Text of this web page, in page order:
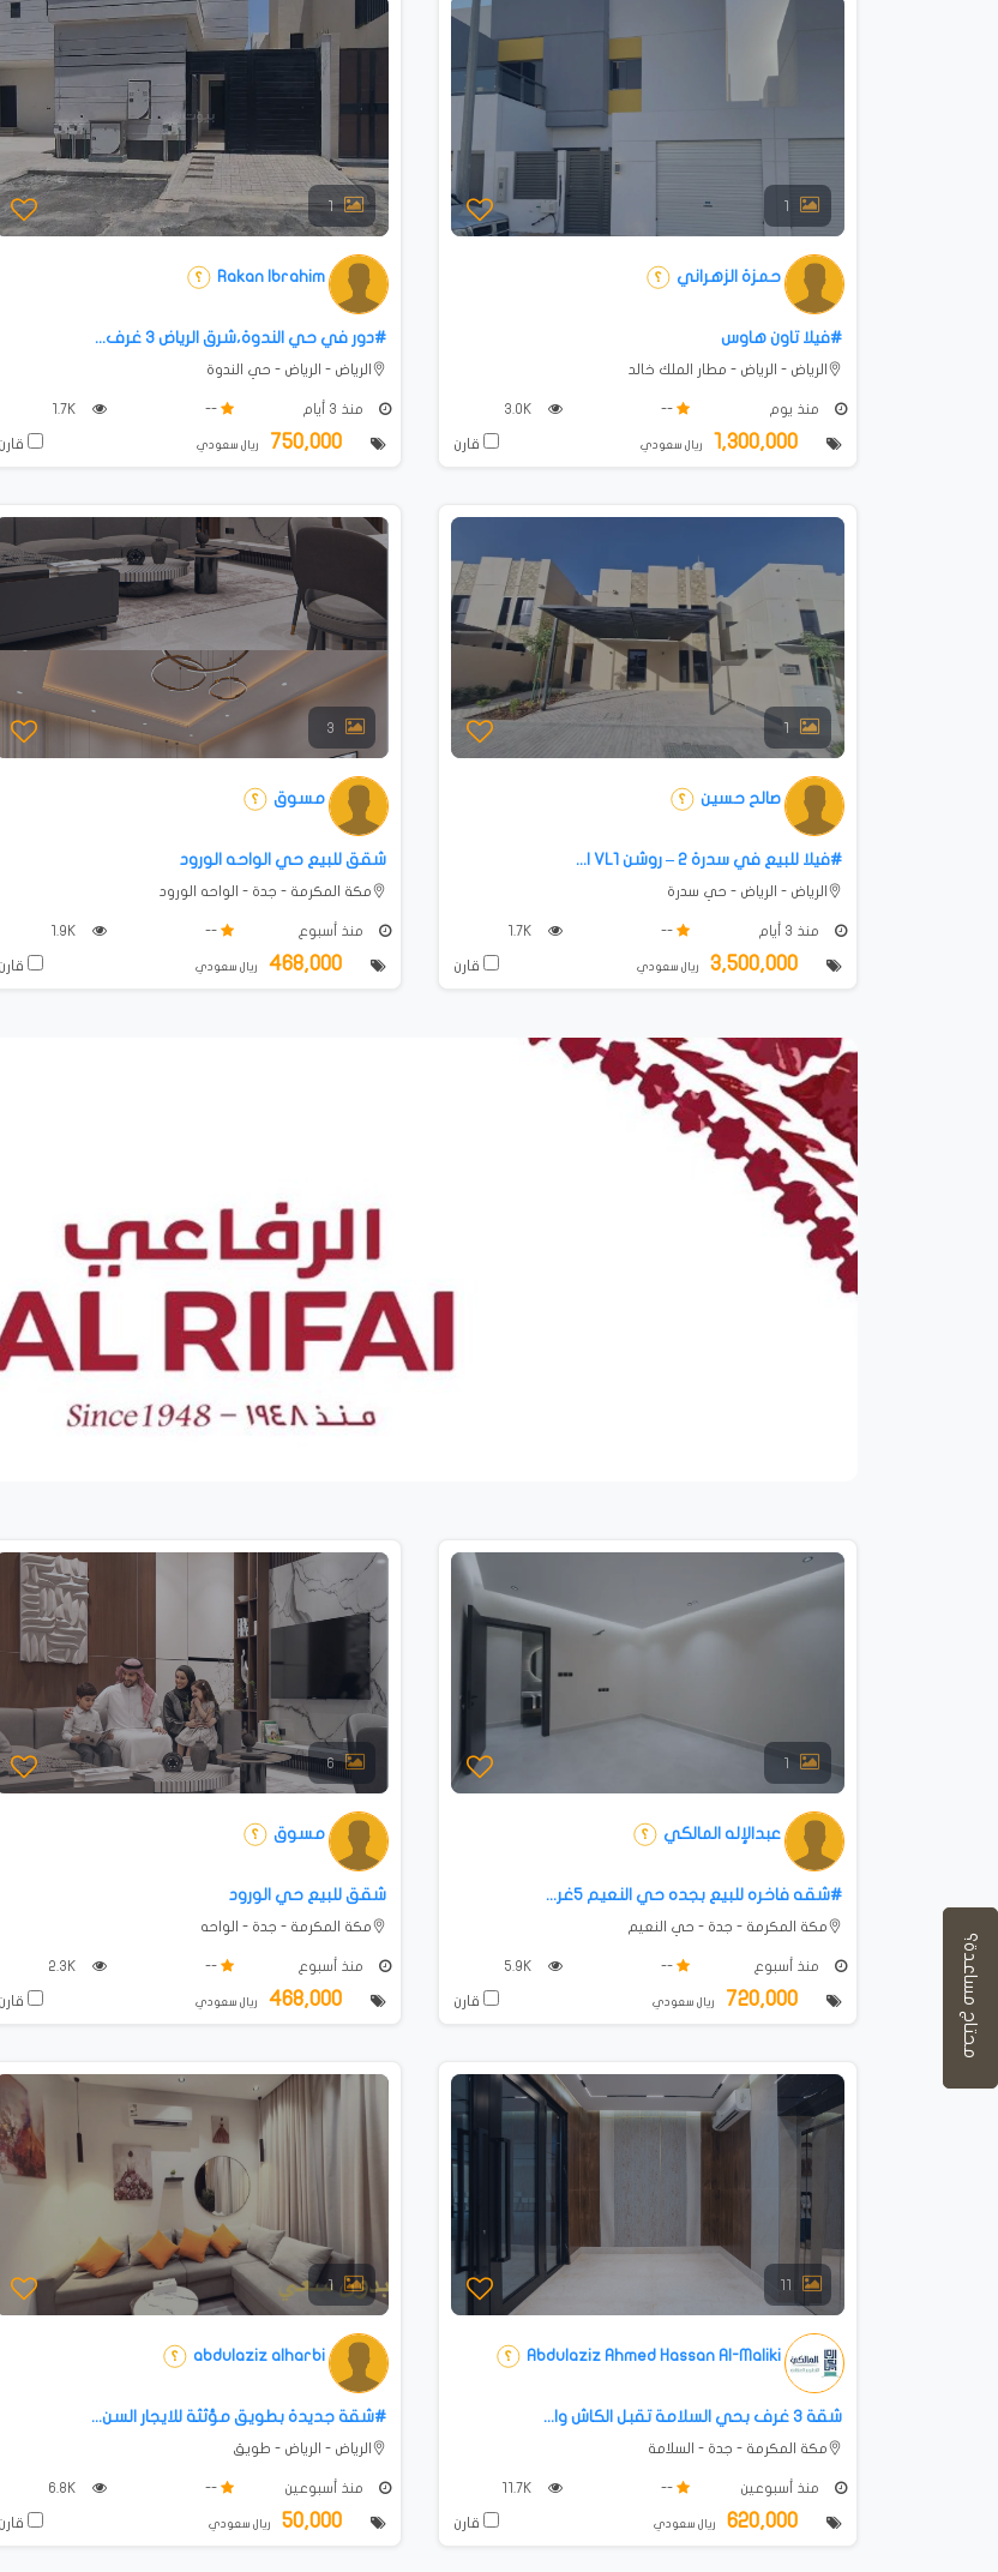
1
حمزة الزهراني
#فيلا تاون هاوس
الرياض - الرياض - مطار الملك خالد
منذ يوم --
ريال سعودي قارن
1
Rakan Ibrahim
#دور في حي الندوة،شرق الرياض 3 غرف...
الرياض - الرياض - حي الندوة
منذ 3 أيام --
ريال سعودي قارن
1
صالح حسين
#فيلا للبيع في سدرة 2 – روشن VL1 |...
الرياض - الرياض - حي سدرة
منذ 3 أيام --
ريال سعودي قارن
3
مسوق
شقق للبيع حي الواحه الورود
مكة المكرمة - جدة - الواحه الورود
منذ أسبوع --
ريال سعودي قارن
1
عبدالإله المالكي
#شقه فاخره للبيع بجده حي النعيم 5غر...
مكة المكرمة - جدة - حي النعيم
منذ أسبوع --
ريال سعودي قارن
6
مسوق
شقق للبيع حي الورود
مكة المكرمة - جدة - الواحه
منذ أسبوع --
ريال سعودي قارن
11
Abdulaziz Ahmed Hassan Al-Maliki
شقة 3 غرف بحي السلامة تقبل الكاش وا...
مكة المكرمة - جدة - السلامة
منذ أسبوعين --
ريال سعودي قارن
1
abdulaziz alharbi
#شقة جديدة بطويق مؤثثة للايجار السن...
الرياض - الرياض - طويق
منذ أسبوعين --
ريال سعودي قارن
محتاج مساعدة؟